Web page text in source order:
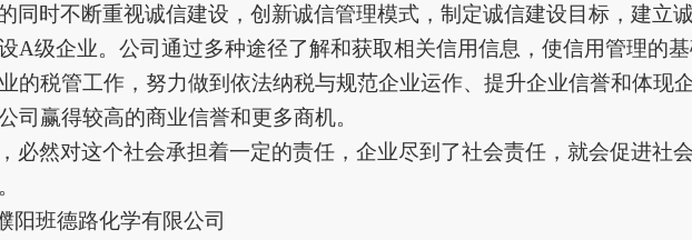
同时不断重视诚信建设，创新诚信管理模式，制定诚信建设目标，建立
A级企业。公司通过多种途径了解和获取相关信用信息，使信用管理的基
的税管工作，努力做到依法纳税与规范企业运作、提升企业信誉和体现
司赢得较高的商业信誉和更多商机。
必然对这个社会承担着一定的责任，企业尽到了社会责任，就会促进社
阳班德路化学有限公司